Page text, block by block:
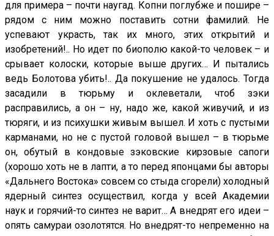
для примера – почти наугад. Копни поглубже и пошире –
рядом с ним можно поставить сотни фамилий. Не
успевают украсть, так их много, этих открытий и
изобретений!.. Но идет по биополю какой-то человек – и
срывает колоски, которые выше других… И пытались
ведь Болотова убить!.. Да покушение не удалось. Тогда
засадили в тюрьму и оклеветали, чтоб зэки
расправились, а он – ну, надо же, какой живучий, и из
тюряги, и из психушки живым вышел. И хоть с пустыми
карманами, но не с пустой головой вышел – в тюрьме
он, обутый в кондовые зэковские кирзовые сапоги
(хорошо хоть не в лапти, а то перед японцами бы авторы
«Дальнего Востока» совсем со стыда сгорели) холодный
ядерный синтез осуществил, когда у всей Академии
наук и горячий-то синтез не варит… А внедрят его идеи –
опять самураи озолотятся. Но внедрят-то непременно на